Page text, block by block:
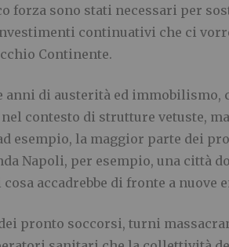
forza sono stati necessari per
continuativi che ci
Continente.
anni di austerità ed
nel contesto di strutture vetuste,
esempio, la maggior parte dei
Napoli, per esempio, una città
accadrebbe di fronte a nuove
pronto soccorsi, turni